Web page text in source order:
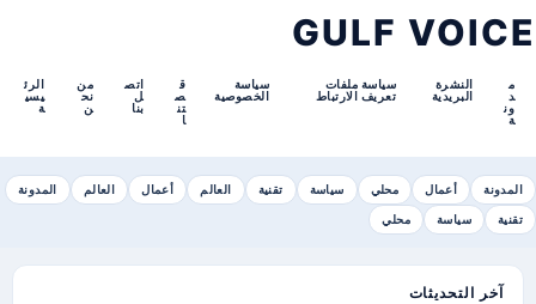
GULF VOICE
الرئ
يسي
ة
من
نح
ن
اتص
ل
بنا
ق
ص
تن
ا
سياسة
الخصوصية
سياسة ملفات
تعريف الارتباط
النشرة
البريدية
م
د
ون
ة
المدونة أعمال محلي سياسة تقنية العالم أعمال العالم المدونة
تقنية سياسة محلي
آخر التحديثات